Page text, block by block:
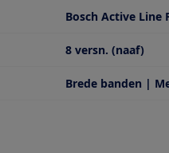
merk & typeBosch Active Line
8 versn. (naaf)
Opvallende uitrusting
Brede banden |